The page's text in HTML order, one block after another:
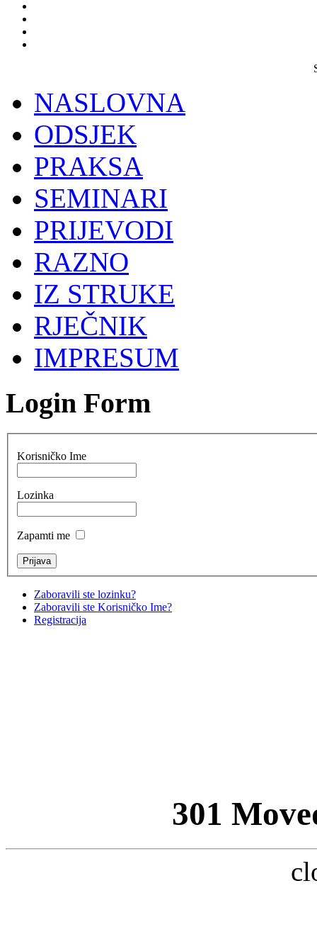
NASLOVNA
ODSJEK
PRAKSA
SEMINARI
PRIJEVODI
RAZNO
IZ STRUKE
RJEČNIK
IMPRESUM
Login Form
Korisničko Ime
Lozinka
Zapamti me
Zaboravili ste lozinku?
Zaboravili ste Korisničko Ime?
Registracija
301